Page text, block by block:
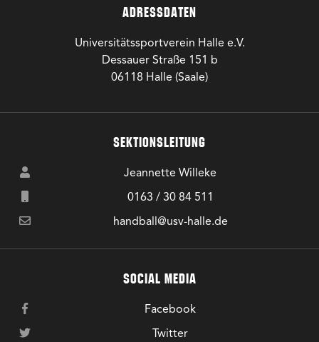
ADRESSDATEN
Universitätssportverein Halle e.V.
Dessauer Straße 151 b
06118 Halle (Saale)
SEKTIONSLEITUNG
Jeannette Willeke
0163 / 30 84 511
handball@usv-halle.de
SOCIAL MEDIA
Facebook
Twitter